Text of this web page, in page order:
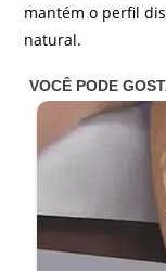
mantém o perfil
natural.